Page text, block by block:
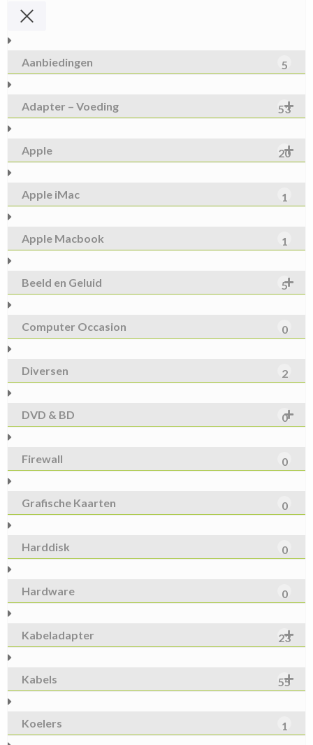
Aanbiedingen 5
Adapter – Voeding 53
Apple 20
Apple iMac 1
Apple Macbook 1
Beeld en Geluid 5
Computer Occasion 0
Diversen 2
DVD & BD 0
Firewall 0
Grafische Kaarten 0
Harddisk 0
Hardware 0
Kabeladapter 23
Kabels 55
Koelers 1